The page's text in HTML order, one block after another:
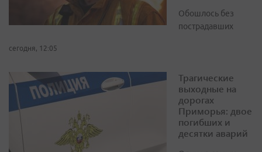
Обошлось без
пострадавших
сегодня, 12:05
Трагические
выходные на
дорогах
Приморья: двое
погибших и
десятки аварий